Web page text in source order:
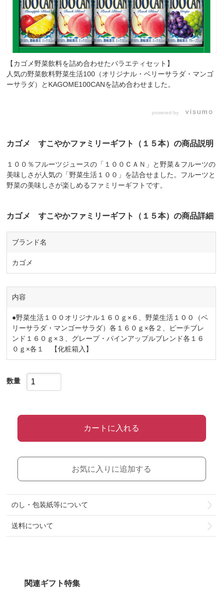
【カゴメ野菜飲料を詰め合わせたバラエティセット】
人気の野菜飲料野菜生活100（オリジナル・ベリーサラダ・マンゴ
ーサラダ）とKAGOME100CANを詰め合わせました。
powered by
カゴメ すこやかファミリーギフト（１５本）の商品説明
１００％フルーツジュースの「１００ＣＡＮ」と野菜＆フルーツの
美味しさが人気の「野菜生活１００」を詰合せました。フルーツと
野菜の美味しさが楽しめるファミリーギフトです。
カゴメ すこやかファミリーギフト（１５本）の商品詳細
ブランド名
カゴメ
内容
●野菜生活１００オリジナル１６０ｇ×６、野菜生活１００（ベ
リーサラダ・マンゴーサラダ）各１６０ｇ×各２、ピーチブレ
ンド１６０ｇ×３、グレープ・パインアップルブレンド各１６
０ｇ×各１ 【化粧箱入】
数量
カートに入れる
お気に入りに追加する
のし・包装紙等について
送料について
関連ギフト特集